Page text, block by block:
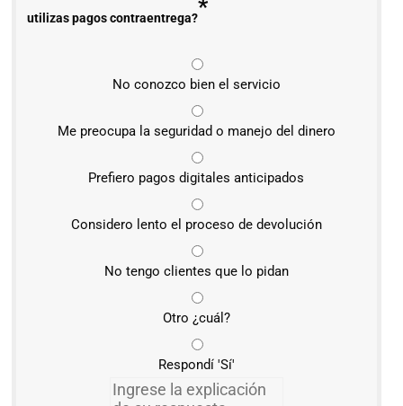
utilizas pagos contraentrega?*
No conozco bien el servicio
Me preocupa la seguridad o manejo del dinero
Prefiero pagos digitales anticipados
Considero lento el proceso de devolución
No tengo clientes que lo pidan
Otro ¿cuál?
Respondí 'Sí'